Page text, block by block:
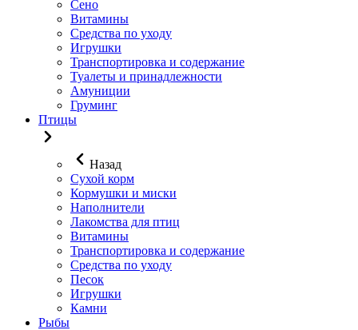
Сено
Витамины
Средства по уходу
Игрушки
Транспортировка и содержание
Туалеты и принадлежности
Амуниции
Груминг
Птицы
Назад
Сухой корм
Кормушки и миски
Наполнители
Лакомства для птиц
Витамины
Транспортировка и содержание
Средства по уходу
Песок
Игрушки
Камни
Рыбы